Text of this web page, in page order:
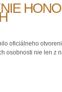
oficiálneho
osobnosti nie len z